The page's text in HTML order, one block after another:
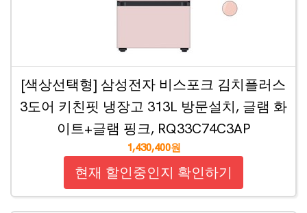
[색상선택형] 삼성전자 비스포크 김치플러스
3도어 키친핏 냉장고 313L 방문설치, 글램 화
이트+글램 핑크, RQ33C74C3AP
1,430,400원
현재 할인중인지 확인하기